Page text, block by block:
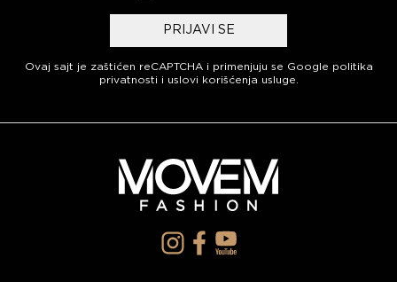
PRIJAVI SE
Ovaj sajt je zaštićen reCAPTCHA i primenjuju se Google politika
privatnosti i uslovi korišćenja usluge